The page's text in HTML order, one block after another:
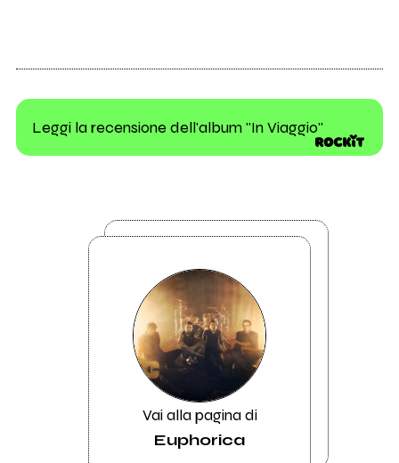
Leggi la recensione dell'album "In Viaggio"
Vai alla pagina di
Euphorica